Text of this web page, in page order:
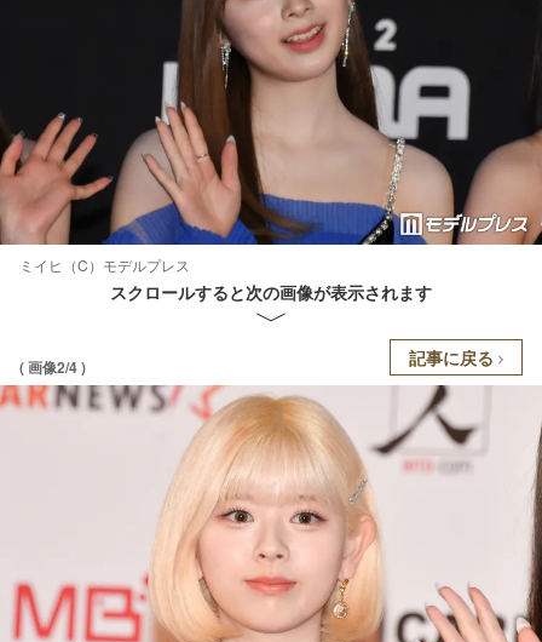
ミイヒ（C）モデルプレス
スクロールすると次の画像が表示されます
( 画像2/4 ) 記事に戻る